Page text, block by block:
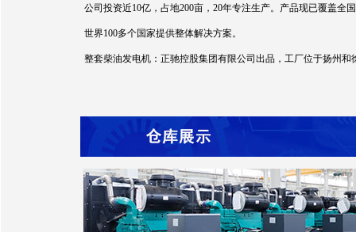
公司投资近10亿，占地200亩，20年专注生产。产品现已覆盖
世界100多个国家提供整体解决方案。
整套柴油发电机：正驰控股集团有限公司出品，工厂位于扬州和